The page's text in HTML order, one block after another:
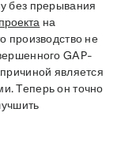
без прерывания
на
производство не
GAP-
является
Теперь он точно